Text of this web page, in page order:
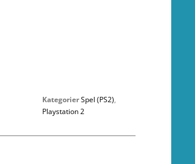
KategorierSpel (PS2),
Playstation 2